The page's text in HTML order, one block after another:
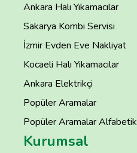
Ankara Halı Yıkamacılar
Sakarya Kombi Servisi
İzmir Evden Eve Nakliyat
Kocaeli Halı Yıkamacılar
Ankara Elektrikçi
Popüler Aramalar
Popüler Aramalar Alfabetik
Kurumsal